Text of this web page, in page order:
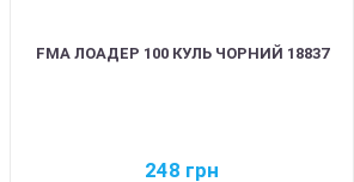
FMA ЛОАДЕР 100 КУЛЬ ЧОРНИЙ 18837
248 грн